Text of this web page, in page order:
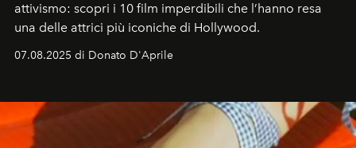
attivismo: scopri i 10 film imperdibili che l’hanno resa
una delle attrici più iconiche di Hollywood.
07.08.2025 di Donato D'Aprile